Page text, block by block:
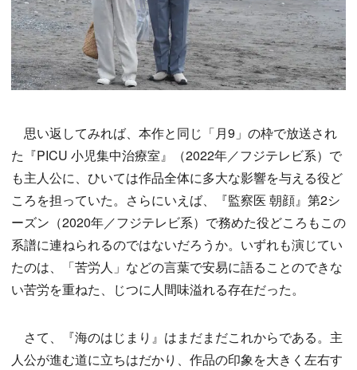
思い返してみれば、本作と同じ「月9」の枠で放送され
た『PICU 小児集中治療室』（2022年／フジテレビ系）で
も主人公に、ひいては作品全体に多大な影響を与える役ど
ころを担っていた。さらにいえば、『監察医 朝顔』第2シ
ーズン（2020年／フジテレビ系）で務めた役どころもこの
系譜に連ねられるのではないだろうか。いずれも演じてい
たのは、「苦労人」などの言葉で安易に語ることのできな
い苦労を重ねた、じつに人間味溢れる存在だった。
さて、『海のはじまり』はまだまだこれからである。主
人公が進む道に立ちはだかり、作品の印象を大きく左右す